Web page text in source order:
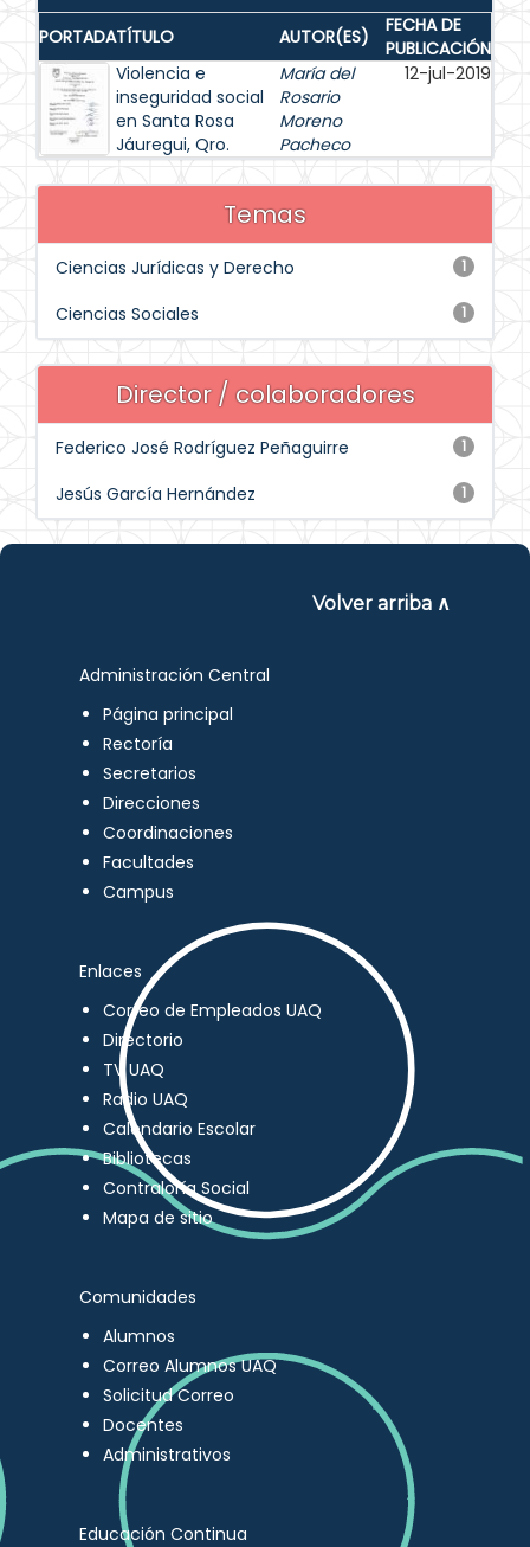
PORTADATÍTULO AUTOR(ES)
FECHA DE
PUBLICACIÓN
Violencia e
inseguridad social
en Santa Rosa
Jáuregui, Qro.
María del
Rosario
Moreno
Pacheco
12-jul-2019
Temas
1
Ciencias Jurídicas y Derecho
1
Ciencias Sociales
Director / colaboradores
1
Federico José Rodríguez Peñaguirre
1
Jesús García Hernández
Volver arriba ∧
Administración Central
Página principal
Rectoría
Secretarios
Direcciones
Coordinaciones
Facultades
Campus
Enlaces
Correo de Empleados UAQ
Directorio
TV UAQ
Radio UAQ
Calendario Escolar
Bibliotecas
Contraloría Social
Mapa de sitio
Comunidades
Alumnos
Correo Alumnos UAQ
Solicitud Correo
Docentes
Administrativos
Educación Continua